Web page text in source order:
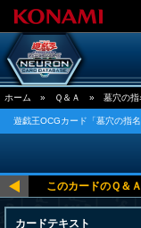
ホーム » Ｑ＆Ａ » 墓穴の指
遊戯王OCGカード「墓穴の指
カードテキスト